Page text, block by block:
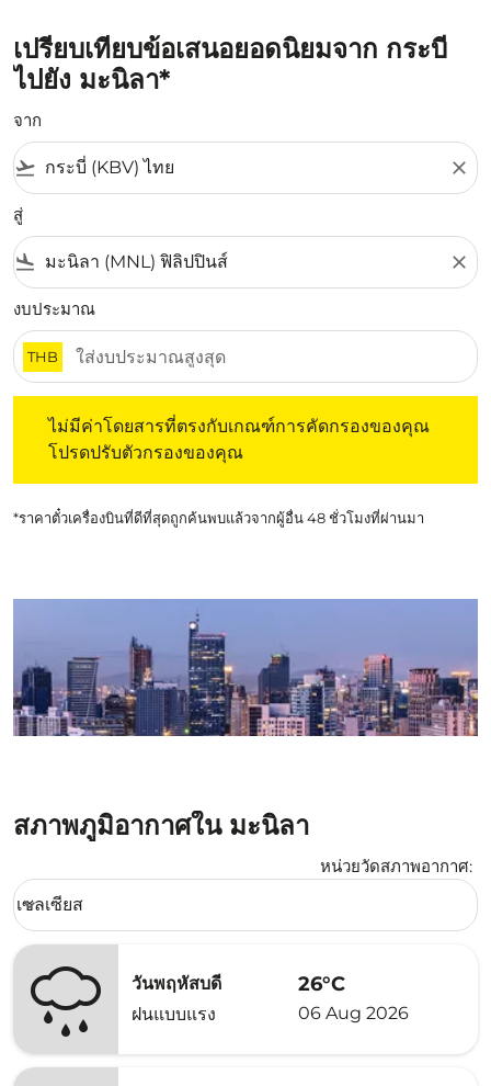
เปรียบเทียบข้อเสนอยอดนิยมจาก กระบี่
ไปยัง มะนิลา*
จาก
flight_takeoff close
สู่
flight_land close
งบประมาณ
THB
ไม่มีค่าโดยสารที่ตรงกับเกณฑ์การคัดกรองของคุณ
โปรดปรับตัวกรองของคุณ
*ราคาตั๋วเครื่องบินที่ดีที่สุดถูกค้นพบแล้วจากผู้อื่น 48 ชั่วโมงที่ผ่านมา
สภาพภูมิอากาศใน มะนิลา
หน่วยวัดสภาพอากาศ:
Weather unit option เซลเซียส Selected
เซลเซียส
keyboard_arrow_down
วันพฤหัสบดี
ฝนแบบแรง
26°C
06 Aug 2026